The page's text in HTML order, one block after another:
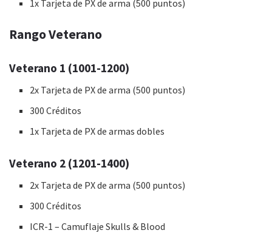
1x Tarjeta de PX de arma (500 puntos)
Rango Veterano
Veterano 1 (1001-1200)
2x Tarjeta de PX de arma (500 puntos)
300 Créditos
1x Tarjeta de PX de armas dobles
Veterano 2 (1201-1400)
2x Tarjeta de PX de arma (500 puntos)
300 Créditos
ICR-1 – Camuflaje Skulls & Blood